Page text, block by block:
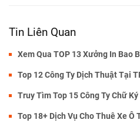
Tin Liên Quan
Xem Qua TOP 13 Xưởng In Bao
Top 12 Công Ty Dịch Thuật Tại
Truy Tìm Top 15 Công Ty Chữ
Top 18+ Dịch Vụ Cho Thuê Xe Ô